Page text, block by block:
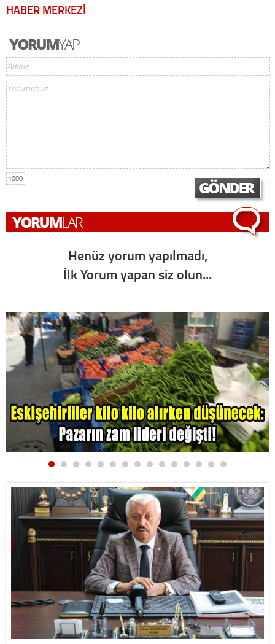
HABER MERKEZİ
1000
Henüz yorum yapılmadı,
İlk Yorum yapan siz olun...